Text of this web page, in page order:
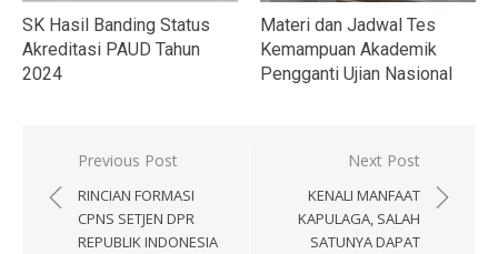
SK Hasil Banding Status
Akreditasi PAUD Tahun
2024
Materi dan Jadwal Tes
Kemampuan Akademik
Pengganti Ujian Nasional
Navigasi
pos
Previous Post
RINCIAN FORMASI
CPNS SETJEN DPR
REPUBLIK INDONESIA
Next Post
KENALI MANFAAT
KAPULAGA, SALAH
SATUNYA DAPAT